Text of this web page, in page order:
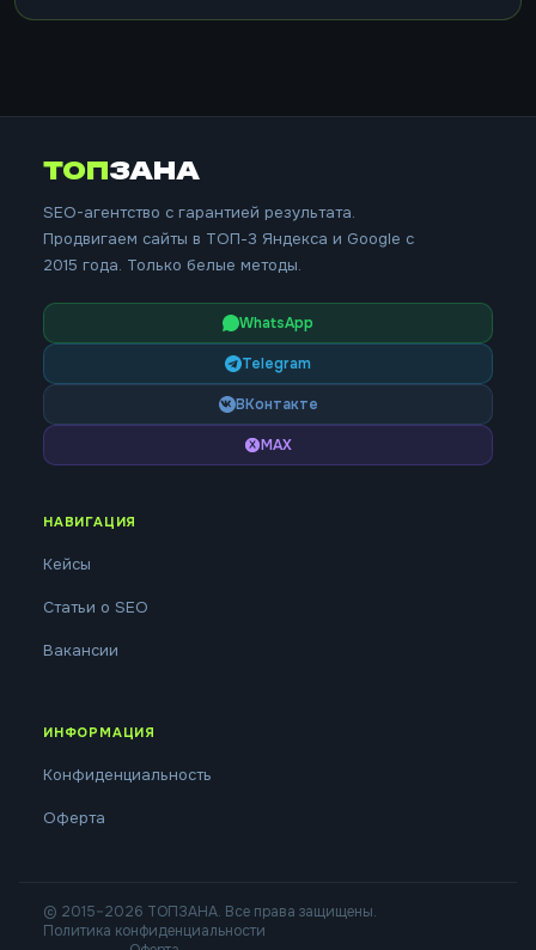
ТОПЗАНА
SEO-агентство с гарантией результата.
Продвигаем сайты в ТОП-3 Яндекса и Google с
2015 года. Только белые методы.
WhatsApp
Telegram
ВКонтакте
MAX
НАВИГАЦИЯ
Кейсы
Статьи о SEO
Вакансии
ИНФОРМАЦИЯ
Конфиденциальность
Оферта
© 2015–2026 ТОПЗАНА. Все права защищены.
Политика конфиденциальности